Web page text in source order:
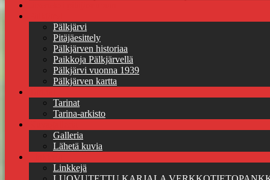
Pälkjärvi
Pitäjäesittely
Pälkjärven historiaa
Paikkoja Pälkjärvellä
Pälkjärvi vuonna 1939
Pälkjärven kartta
Tarinat
Tarina-arkisto
Galleria
Lähetä kuvia
Linkkejä